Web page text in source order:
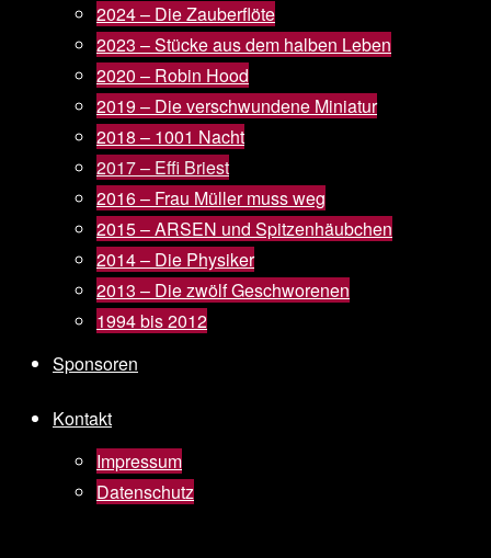
2024 – Die Zauberflöte
2023 – Stücke aus dem halben Leben
2020 – Robin Hood
2019 – Die verschwundene Miniatur
2018 – 1001 Nacht
2017 – Effi Briest
2016 – Frau Müller muss weg
2015 – ARSEN und Spitzenhäubchen
2014 – Die Physiker
2013 – Die zwölf Geschworenen
1994 bis 2012
Sponsoren
Kontakt
Impressum
Datenschutz